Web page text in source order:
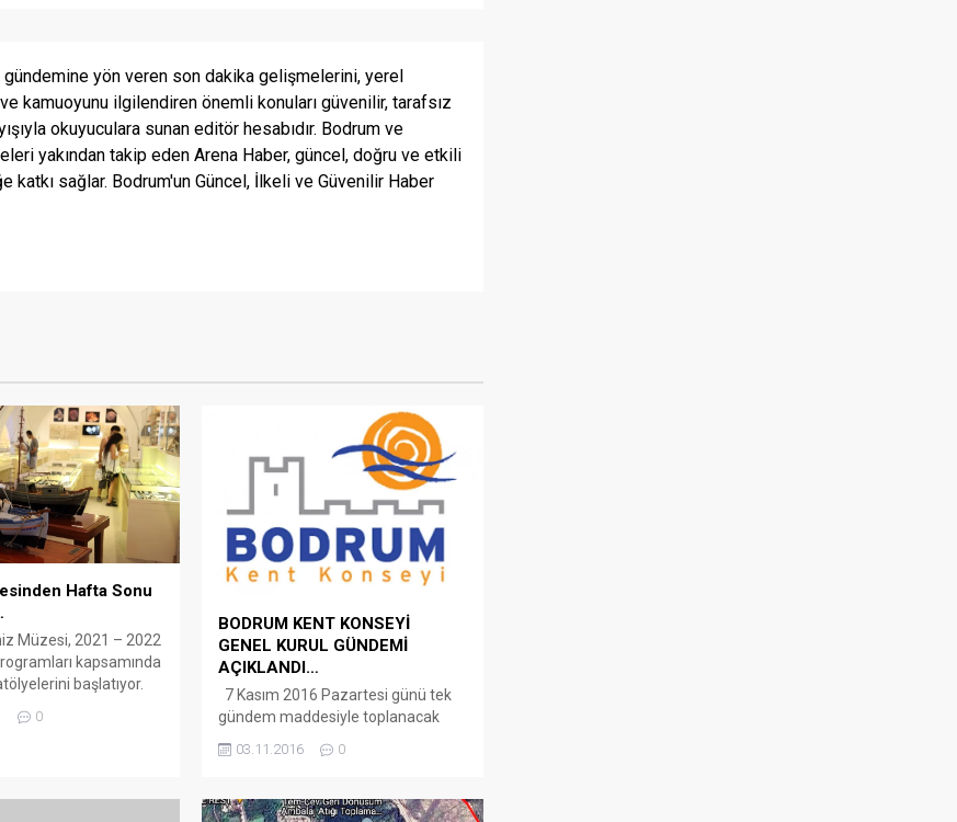
gündemine yön veren son dakika gelişmelerini, yerel
kamuoyunu ilgilendiren önemli konuları güvenilir, tarafsız
okuyuculara sunan editör hesabıdır. Bodrum ve
yakından takip eden Arena Haber, güncel, doğru ve etkili
katkı sağlar. Bodrum'un Güncel, İlkeli ve Güvenilir Haber
Hafta Sonu
Müzesi, 2021 – 2022
kapsamında
başlatıyor.
Haber – Çocuklar ve
bağı arttırmak,
0
BODRUM KENT KONSEYİ
GENEL KURUL GÜNDEMİ
AÇIKLANDI…
7 Kasım 2016 Pazartesi günü tek
gündem maddesiyle toplanacak
olan Bodrum Kent Konseyi’nin
olağanüstü genel kurul gündemi
bileşenlerine ve basına ulaştırdığı
03.11.2016 0